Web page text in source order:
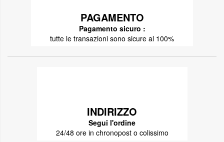
PAGAMENTO
Pagamento sicuro :
tutte le transazioni sono sicure al 100%
INDIRIZZO
Segui l'ordine
24/48 ore in chronopost o colissimo